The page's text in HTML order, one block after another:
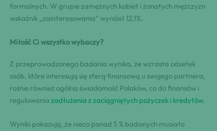
formalnych. W grupie zamężnych kobiet i żonatych mężczyzn
wskaźnik „zainteresowania” wyniósł 12,1%.
Miłość Ci wszystko wybaczy?
Z przeprowadzonego badania wynika, że wzrasta odsetek
osób, które interesują się sferą finansową u swojego partnera,
rośnie również ogólna świadomość Polaków, co do finansów i
regulowania zadłużenia z zaciągniętych pożyczek i kredytów.
Wyniki pokazują, że nieco ponad 5 % badanych musiało